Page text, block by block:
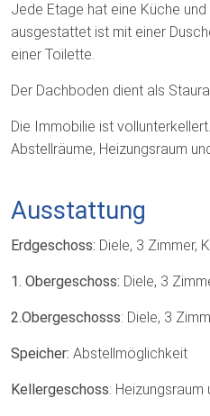
Jede Etage hat eine Küche
ausgestattet ist mit einer
einer Toilette.
Der Dachboden dient als
Die Immobilie ist
Abstellräume, Heizungsraum
Ausstattung
Erdgeschoss: Diele, 3 Zimmer,
1. Obergeschoss: Diele, 3
2.Obergeschosss: Diele, 3
Speicher: Abstellmöglichkeit
Kellergeschoss: Heizungsraum